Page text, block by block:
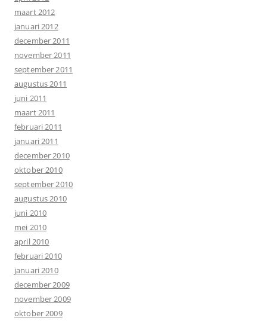
maart 2012
januari 2012
december 2011
november 2011
september 2011
augustus 2011
juni 2011
maart 2011
februari 2011
januari 2011
december 2010
oktober 2010
september 2010
augustus 2010
juni 2010
mei 2010
april 2010
februari 2010
januari 2010
december 2009
november 2009
oktober 2009